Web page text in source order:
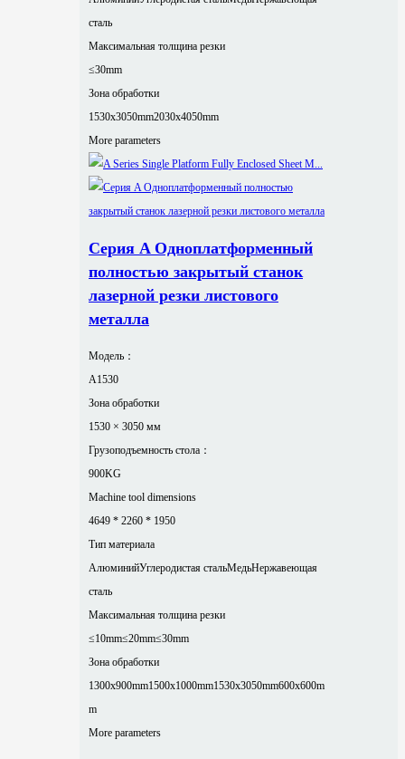
сталь
Максимальная толщина резки
≤30mm
Зона обработки
1530x3050mm2030x4050mm
More parameters
Серия A Одноплатформенный
полностью закрытый станок
лазерной резки листового
металла
Модель：
A1530
Зона обработки
1530 × 3050 мм
Грузоподъемность стола：
900KG
Machine tool dimensions
4649 * 2260 * 1950
Тип материала
АлюминийУглеродистая стальМедьНержавеющая
сталь
Максимальная толщина резки
≤10mm≤20mm≤30mm
Зона обработки
1300x900mm1500x1000mm1530x3050mm600x600m
m
More parameters